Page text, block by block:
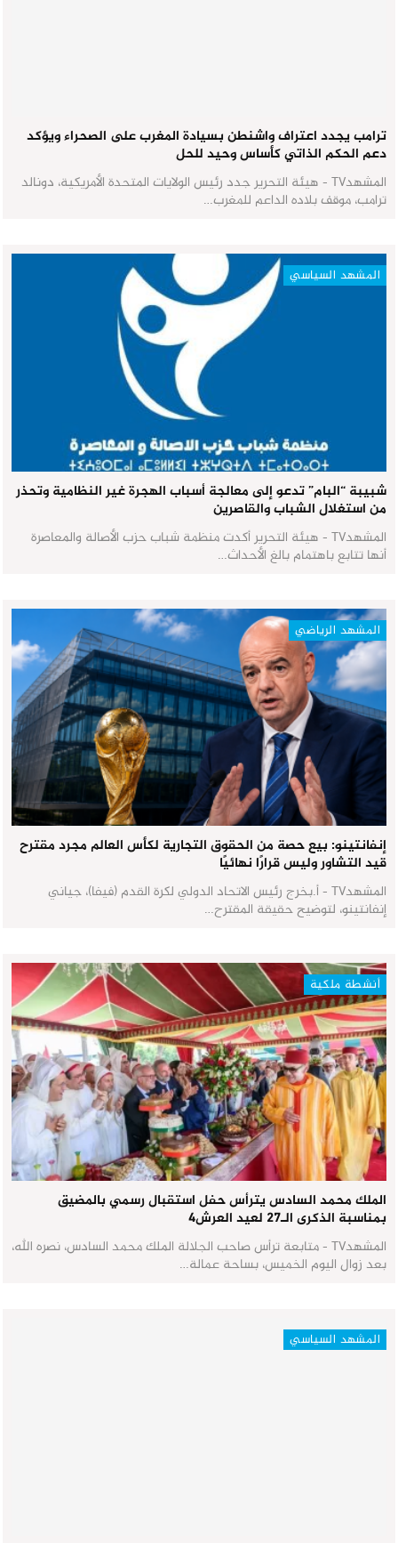
ترامب يجدد اعتراف واشنطن بسيادة المغرب على الصحراء ويؤكد
دعم الحكم الذاتي كأساس وحيد للحل
المشهدTV - هيئة التحرير جدد رئيس الولايات المتحدة الأمريكية، دونالد
ترامب، موقف بلاده الداعم للمغرب…
المشهد السياسي
شبيبة “البام” تدعو إلى معالجة أسباب الهجرة غير النظامية وتحذر
من استغلال الشباب والقاصرين
المشهدTV - هيئة التحرير أكدت منظمة شباب حزب الأصالة والمعاصرة
أنها تتابع باهتمام بالغ الأحداث…
المشهد الرياضي
إنفانتينو: بيع حصة من الحقوق التجارية لكأس العالم مجرد مقترح
قيد التشاور وليس قرارًا نهائيًا
المشهدTV - أ.بخرج رئيس الاتحاد الدولي لكرة القدم (فيفا)، جياني
إنفانتينو، لتوضيح حقيقة المقترح…
أنشطة ملكية
الملك محمد السادس يترأس حفل استقبال رسمي بالمضيق
بمناسبة الذكرى الـ27 لعيد العرش٤
المشهدTV - متابعة ترأس صاحب الجلالة الملك محمد السادس، نصره الله،
بعد زوال اليوم الخميس، بساحة عمالة…
المشهد السياسي